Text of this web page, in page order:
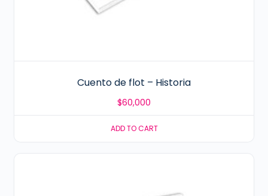
Cuento de flot – Historia
$60,000
ADD TO CART